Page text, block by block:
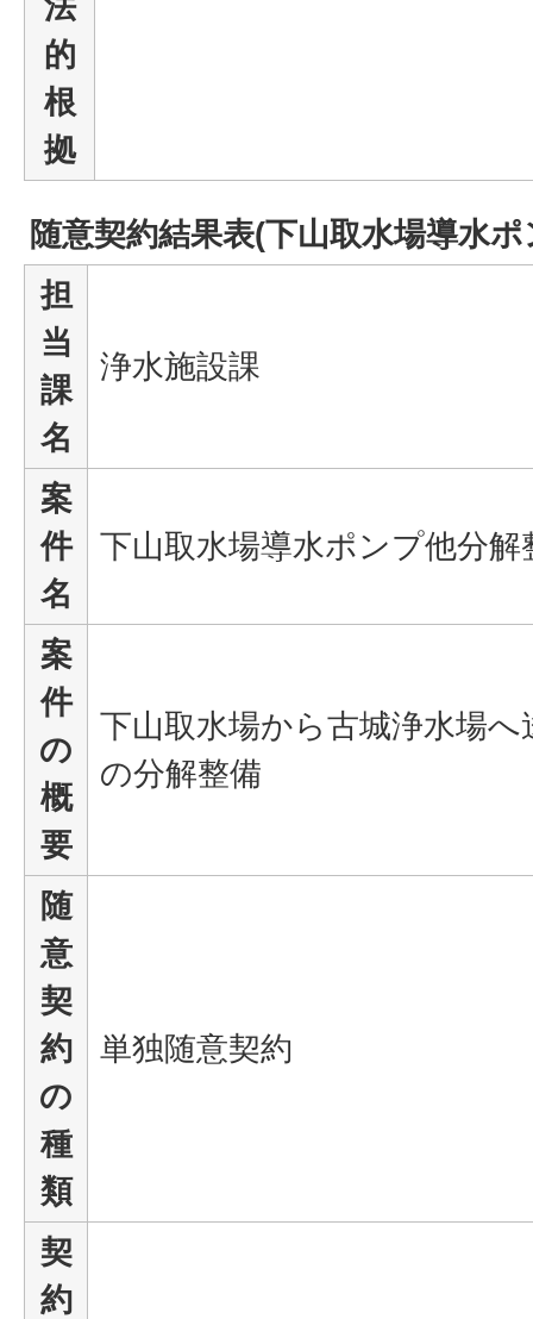
的
根
拠
随意契約結果表(下山取水場導水
担
当
課
名
浄水施設課
案
件
名
下山取水場導水ポンプ他分解
案
件
の
概
要
下山取水場から古城浄水場
の分解整備
随
意
契
約
の
種
類
単独随意契約
契
約